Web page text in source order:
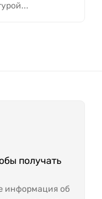
получать
информация об